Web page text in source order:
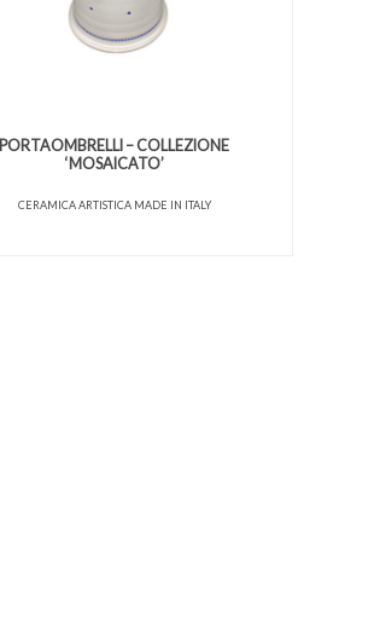
PORTAOMBRELLI – COLLEZIONE
‘MOSAICATO’
CERAMICA ARTISTICA MADE IN ITALY